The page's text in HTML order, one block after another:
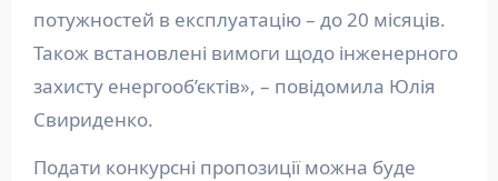
потужностей в експлуатацію – до 20 місяців.
Також встановлені вимоги щодо інженерного
захисту енергооб’єктів», – повідомила Юлія
Свириденко.
Подати конкурсні пропозиції можна буде